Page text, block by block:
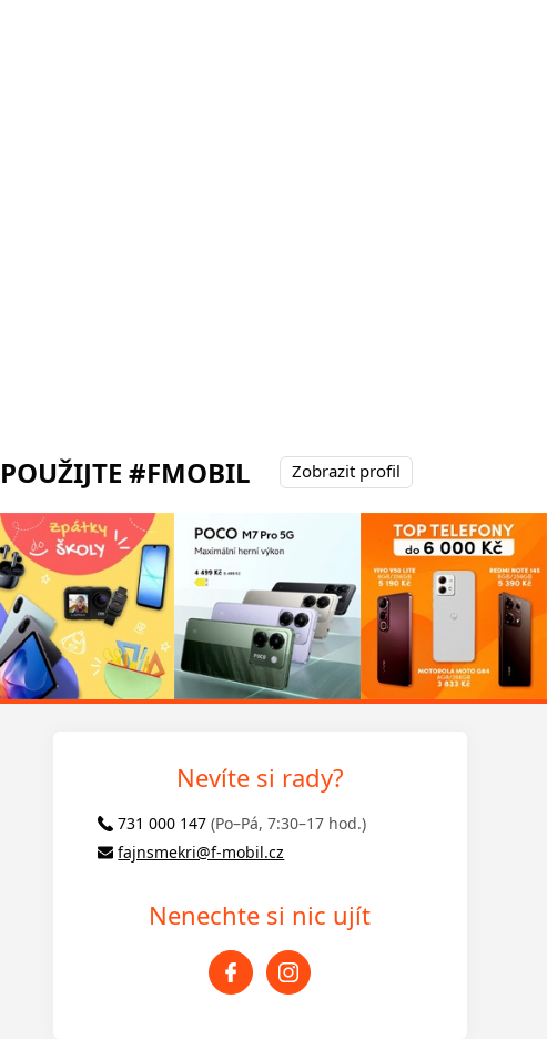
#FMOBIL Zobrazit profil
Nevíte si rady?
731 000 147 (Po–Pá, 7:30–17 hod.)
fajnsmekri@f-mobil.cz
Nenechte si nic ujít